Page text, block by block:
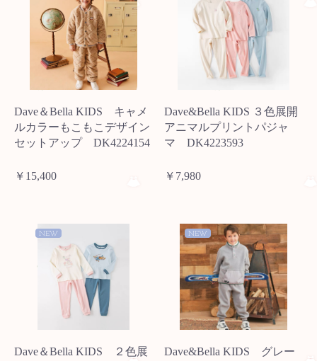
Dave＆Bella KIDS キャメ
ルカラーもこもこデザイン
セットアップ DK4224154
￥15,400
Dave&Bella KIDS ３色展開
アニマルプリントパジャ
マ DK4223593
￥7,980
NEW
Dave＆Bella KIDS ２色展
NEW
Dave&Bella KIDS グレー